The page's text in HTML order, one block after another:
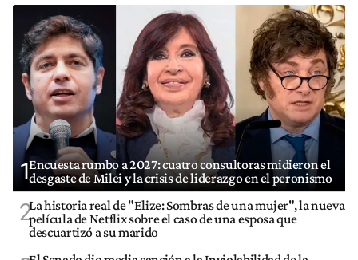
1Encuesta rumbo a 2027: cuatro consultoras midieron el
desgaste de Milei y la crisis de liderazgo en el peronismo
2La historia real de "Elize: Sombras de una mujer", la nueva
película de Netflix sobre el caso de una esposa que
descuartizó a su marido